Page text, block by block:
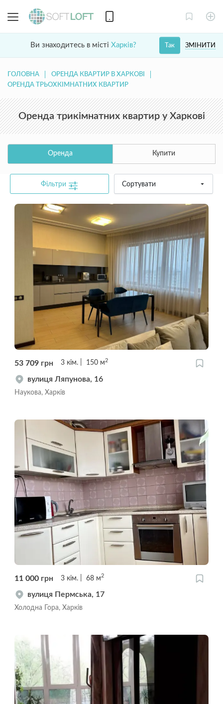
Ви знаходитесь в місті Харків? ЗМІНИТИ
Так
ГОЛОВНА
ОРЕНДА КВАРТИР В ХАРКОВІ
ОРЕНДА ТРЬОХКІМНАТНИХ КВАРТИР
Оренда трикімнатних квартир у Харкові
Оренда Купити
Фільтри Сортувати
53 709 грн 3 кім. 150 м 2
вулиця Ляпунова, 16
Наукова, Харків
11 000 грн 3 кім. 68 м2
вулиця Пермська, 17
Холодна Гора, Харків